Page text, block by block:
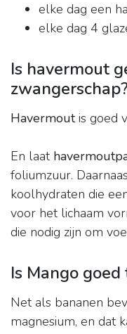
elke dag een
elke dag 4
Is havermout
Havermoutis goed
En laat
foliumzuur.
koolhydraten die
voor het lichaam
die nodig zijn om
Is Mango
Net als bananen
magnesium, en dat